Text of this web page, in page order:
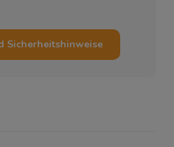
Sicherheitshinweise